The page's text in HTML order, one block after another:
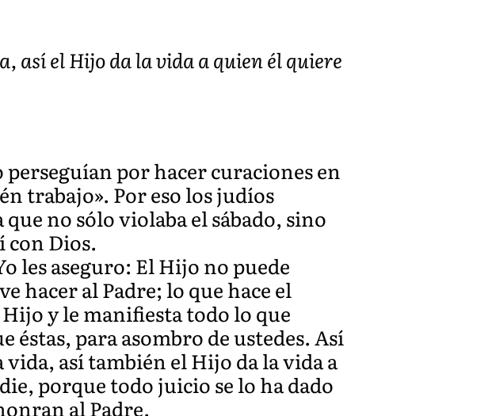
así el Hijo da la vida a quien él quiere
por hacer curaciones en
trabajo». Por eso los judíos
no sólo violaba el sábado, sino
con Dios.
les aseguro: El Hijo no puede
hacer al Padre; lo que hace el
y le manifiesta todo lo que
éstas, para asombro de ustedes. Así
vida, así también el Hijo da la vida a
porque todo juicio se lo ha dado
al Padre.